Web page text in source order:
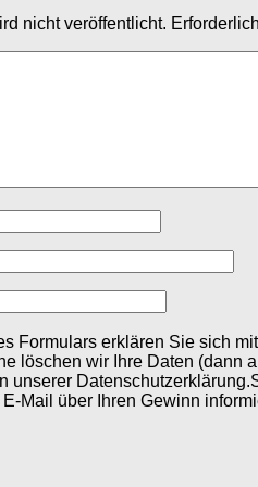
nicht veröffentlicht.
Formulars erklären Sie sich
löschen wir Ihre Daten (dann
unserer
Mail über Ihren Gewinn